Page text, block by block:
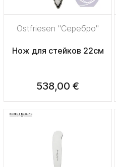
Ostfriesen "Серебро"
Нож для стейков 22см
538,00 €